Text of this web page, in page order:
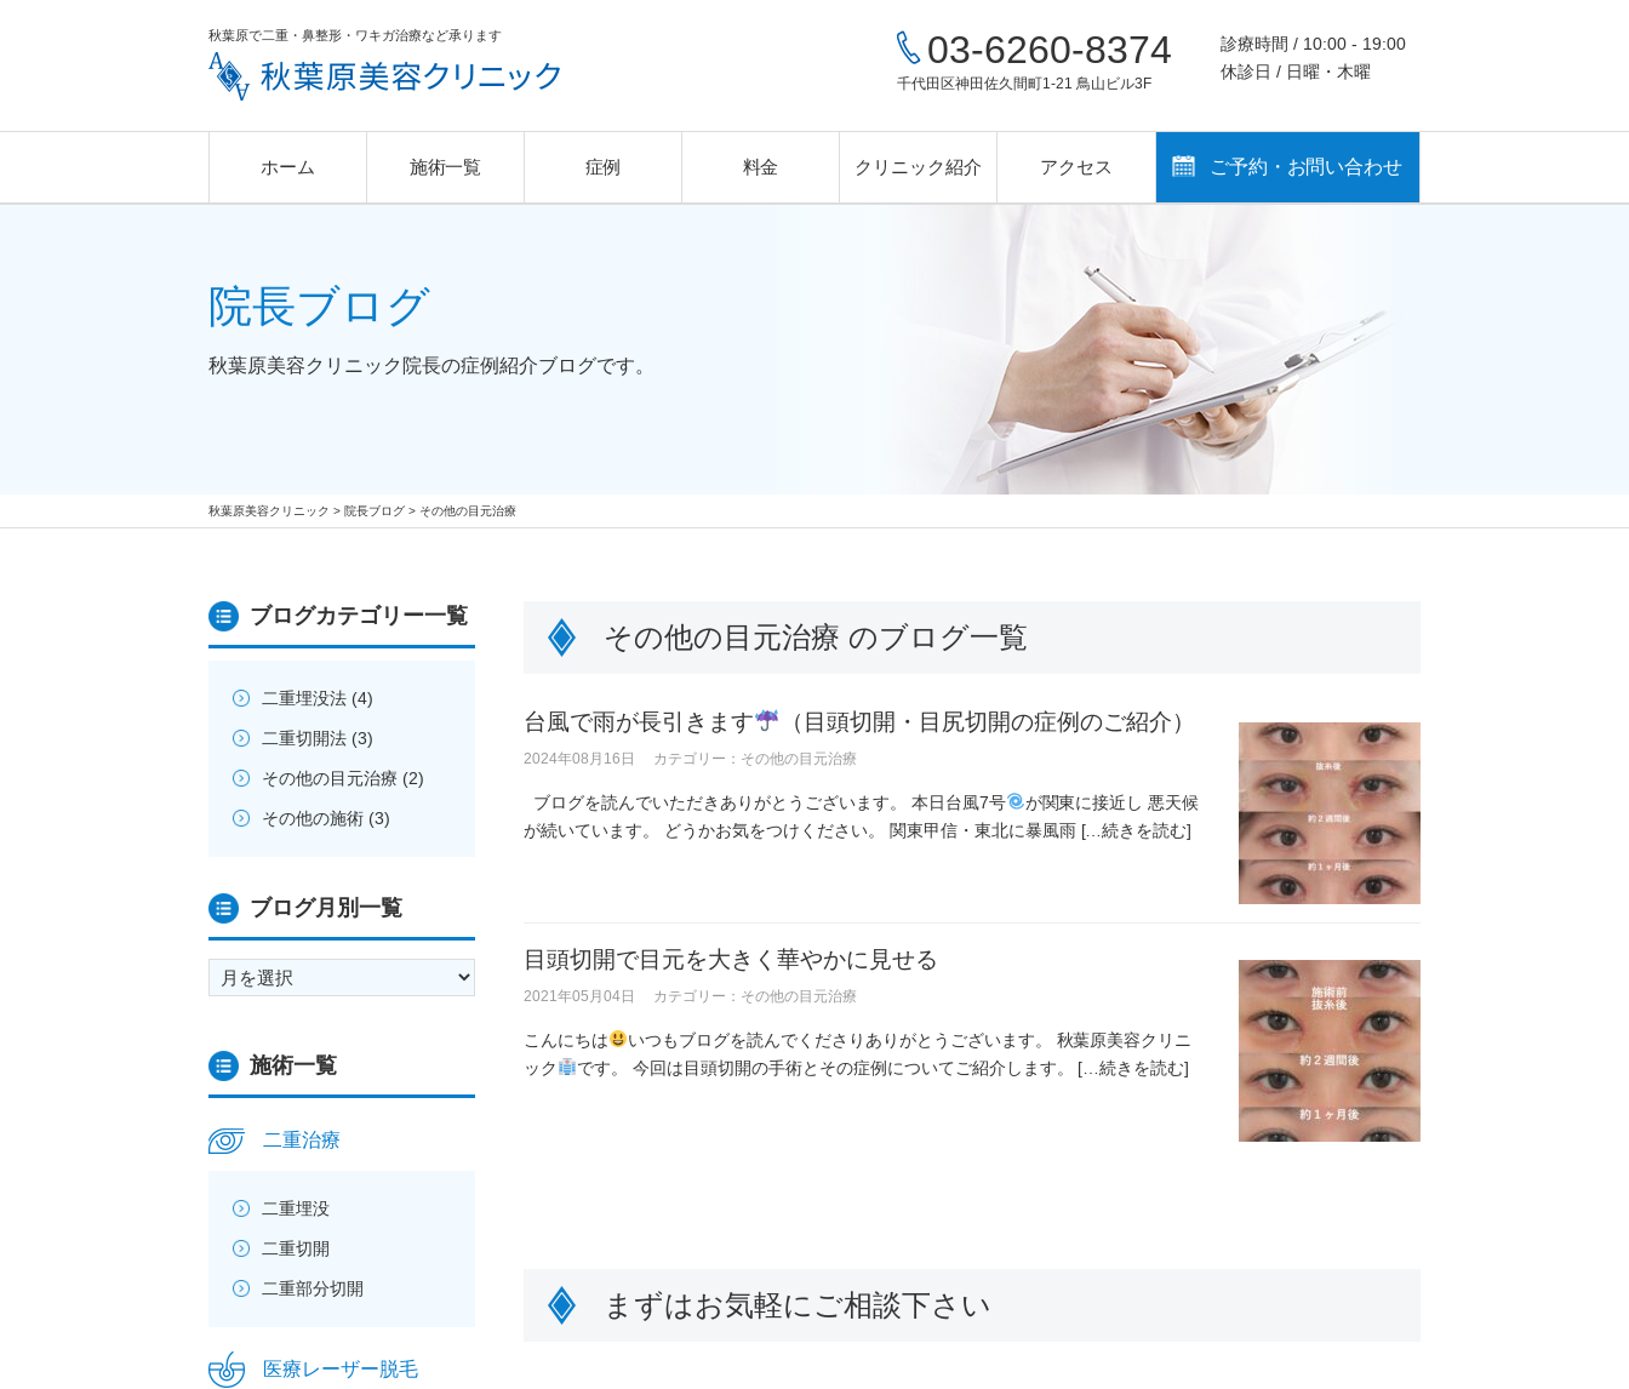
秋葉原で二重・鼻整形・ワキガ治療など承ります 03-6260-8374
千代田区神田佐久間町1-21 鳥山ビル3F
診療時間 / 10:00 - 19:00
休診日 / 日曜・木曜
ホーム 施術一覧
美肌治療 注入治療 形成・婦人科形成・その他
男性施術
症例 料金 クリニック紹介 アクセス ご予約・お問い合わせ
院長ブログ
秋葉原美容クリニック院長の症例紹介ブログです。
秋葉原美容クリニック > 院長ブログ> その他の目元治療
その他の目元治療 のブログ一覧
台風で雨が長引きます （目頭切開・目尻切開の症例のご紹介）
2024年08月16日 カテゴリー： その他の目元治療
ブログを読んでいただきありがとうございます。 本日台風7号
が関東に接近し 悪天候
が続いています。 どうかお気をつけください。 関東甲信・東北に暴風雨 […続きを読む]
目頭切開で目元を大きく華やかに見せる
2021年05月04日 カテゴリー： その他の目元治療
こんにちは
いつもブログを読んでくださりありがとうございます。 秋葉原美容クリニ
ック
です。 今回は目頭切開の手術とその症例についてご紹介します。 […続きを読む]
ブログカテゴリー一覧
二重埋没法(4)
二重切開法(3)
その他の目元治療 (2)
その他の施術(3)
ブログ月別一覧
ロ
別
一
施術一覧
二重治療
二重埋没
二重切開
二重部分切開
医療レーザー脱毛
まずはお気軽にご相談下さい